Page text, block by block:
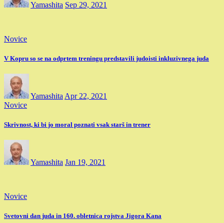
Yamashita Sep 29, 2021
Novice
V Kopru so se na odprtem treningu predstavili judoisti inkluzivnega juda
Yamashita Apr 22, 2021
Novice
Skrivnost, ki bi jo moral poznati vsak starš in trener
Yamashita Jan 19, 2021
Novice
Svetovni dan juda in 160. obletnica rojstva Jigora Kana